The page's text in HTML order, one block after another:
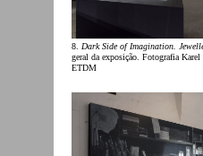
8. Dark Side of Imagination.
geral da exposição. Fotografia
ETDM